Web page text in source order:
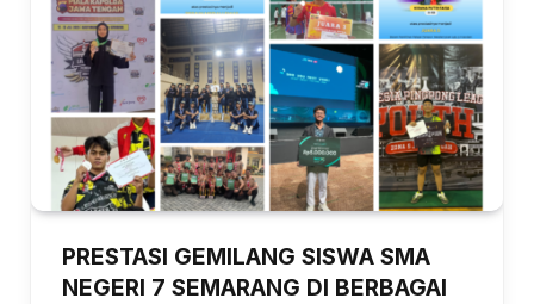
PRESTASI GEMILANG SISWA SMA
NEGERI 7 SEMARANG DI BERBAGAI